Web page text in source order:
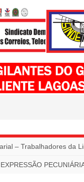
– Trabalhadores da